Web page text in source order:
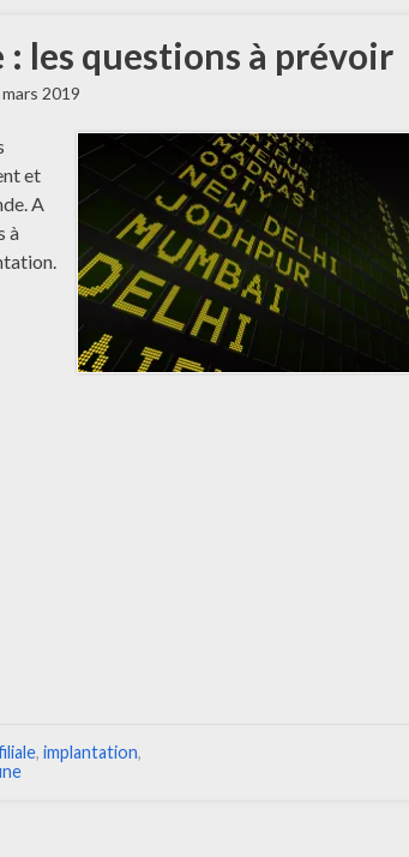
les questions à prévoir
2019
et
A
à
, implantation,